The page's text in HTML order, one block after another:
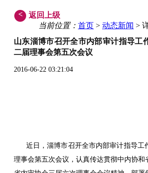
<
返回上级
当前位置： 首页 > 动态新闻 >
山东淄博市召开全市内部审计指导工
二届理事会第五次会议
2016-06-22 03:21:04
近日，淄博市召开全市内部审计指导工
理事会第五次会议，认真传达贯彻中内协和